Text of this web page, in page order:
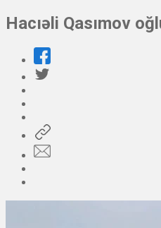
Hacıəli Qasımov